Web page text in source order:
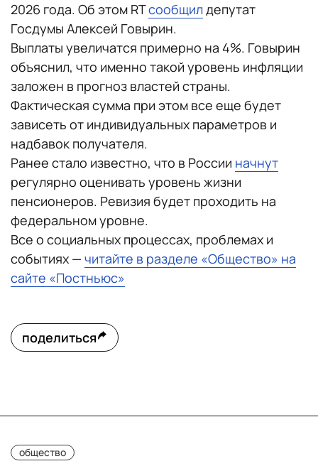
2026 года. Об этом RTсообщилдепутат
Госдумы Алексей Говырин.
Выплаты увеличатся примерно на 4%. Говырин
объяснил, что именно такой уровень инфляции
заложен в прогноз властей страны.
Фактическая сумма при этом все еще будет
зависеть от индивидуальных параметров и
надбавок получателя.
Ранее стало известно, что в России начнут
регулярно оценивать уровень жизни
пенсионеров. Ревизия будет проходить на
федеральном уровне.
Все о социальных процессах, проблемах и
событиях — читайте в разделе «Общество» на
сайте «Постньюс»
поделиться
общество